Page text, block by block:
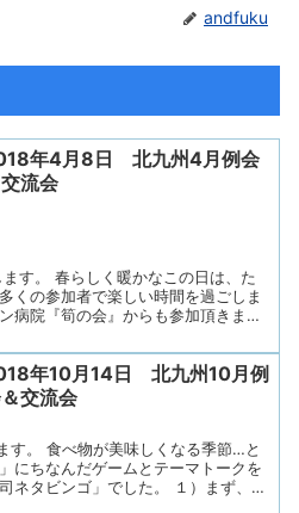
andfuku
年4月8日 北九州4月例会
流会
す。 春らしく暖かなこの日は、た
くの参加者で楽しい時間を過ごしま
病院『筍の会』からも参加頂きまし
3月の交流会では、どの高校が最も
、 予想投票していました。 九州から
成館（長崎）、富島（宮崎）、延岡
さて、最も上位まで勝ち残ったの
校（長崎）！ 見事に当てた８名の
花粉症が流行しているこの時期に嬉
ント おめでとうございます！ 続い
で歌...
年10月14日 北九州10月例
交流会
す。 食べ物が美味しくなる季節…と
にちなんだゲームとテーマトークを
ネタビンゴ」でした。 １）まず、グ